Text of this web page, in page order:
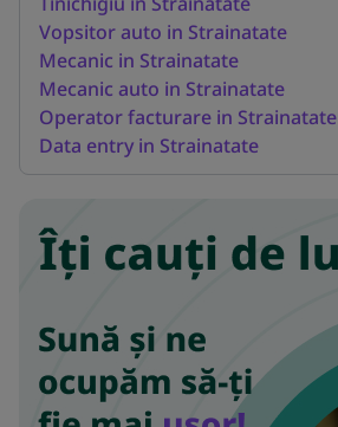
Vopsitor auto in Strainatate
Mecanic in Strainatate
Mecanic auto in Strainatate
Operator facturare in Strainatate
Data entry in Strainatate